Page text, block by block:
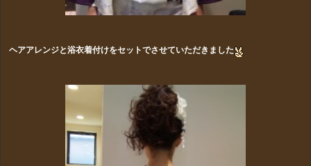
ヘアアレンジと浴衣着付けをセットでさせていただきました